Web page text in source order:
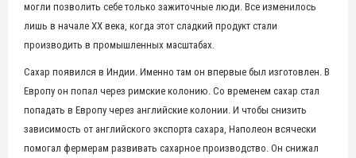
могли позволить себе только зажиточные люди. Все изменилось
лишь в начале XX века, когда этот сладкий продукт стали
производить в промышленных масштабах.
Сахар появился в Индии. Именно там он впервые был изготовлен. В
Европу он попал через римские колонию. Со временем сахар стал
попадать в Европу через английские колонии. И чтобы снизить
зависимость от английского экспорта сахара, Наполеон всячески
помогал фермерам развивать сахарное производство. Он снижал